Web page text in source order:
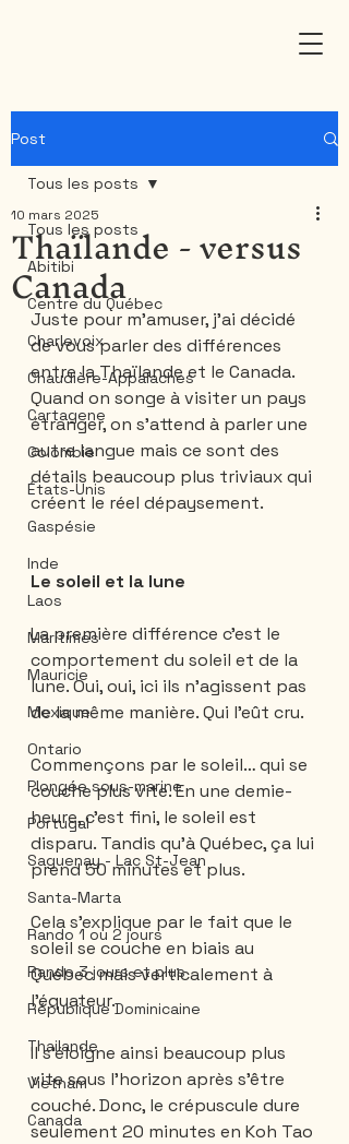
Post
Tous les posts
Abitibi
Centre du Québec
Charlevoix
Chaudière-Appalaches
Cartagene
Colombie
États-Unis
Gaspésie
Inde
Laos
Maritimes
Mauricie
Mexique
Ontario
Plongée sous-marine
Portugal
Saguenay - Lac St-Jean
Santa-Marta
Rando 1 ou 2 jours
Rando 3 jours et plus
République Dominicaine
Thailande
Vietnam
Canada
Tous les posts
Thaïlande - versus
Canada
10 mars 2025
Juste pour m’amuser, j’ai décidé
de vous parler des différences
entre la Thaïlande et le Canada.
Quand on songe à visiter un pays
étranger, on s'attend à parler une
autre langue mais ce sont des
détails beaucoup plus triviaux qui
créent le réel dépaysement.
Le soleil et la lune
La première différence c’est le
comportement du soleil et de la
lune. Oui, oui, ici ils n’agissent pas
de la même manière. Qui l’eût cru.
Commençons par le soleil… qui se
couche plus vite. En une demie-
heure, c’est fini, le soleil est
disparu. Tandis qu’à Québec, ça lui
prend 50 minutes et plus.
Cela s'explique par le fait que le
soleil se couche en biais au
Québec mais verticalement à
l’équateur.
Il s'éloigne ainsi beaucoup plus
vite sous l'horizon après s'être
couché. Donc, le crépuscule dure
seulement 20 minutes en Koh Tao